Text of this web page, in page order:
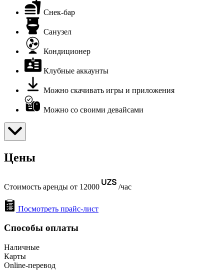
Снек-бар
Санузел
Кондиционер
Клубные аккаунты
Можно скачивать игры и приложения
Можно со своими девайсами
Цены
Стоимость аренды от 12000 /час
Посмотреть прайс-лист
Способы оплаты
Наличные
Карты
Online-перевод